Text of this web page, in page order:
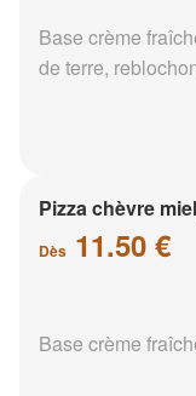
Base crème
de terre,
Pizza chèvre
Dès 11.50 €
Base crème